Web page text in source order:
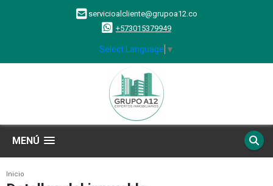
servicioalcliente@grupoa12.co
+573015379949
Select Language ▼
MENÚ
Inicio